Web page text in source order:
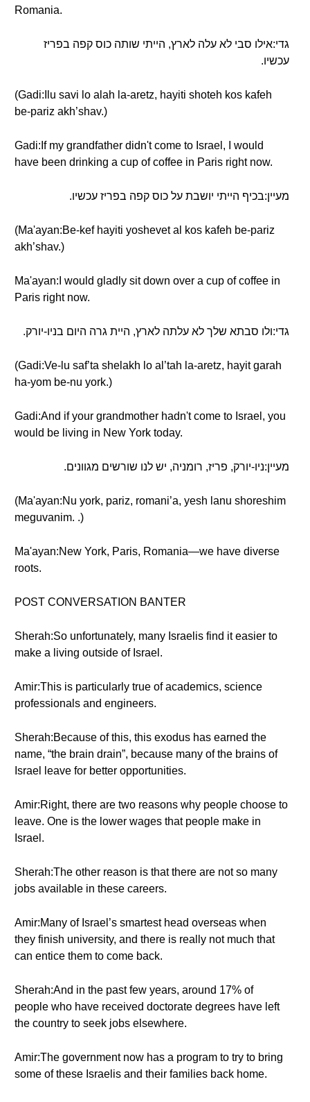
Romania.
גדי:אילו סבי לא עלה לארץ, הייתי שותה כוס קפה בפריז
עכשיו.
(Gadi:Ilu savi lo alah la-aretz, hayiti shoteh kos kafeh
be-pariz akh’shav.)
Gadi:If my grandfather didn't come to Israel, I would
have been drinking a cup of coffee in Paris right now.
מעיין:בכיף הייתי יושבת על כוס קפה בפריז עכשיו.
(Ma'ayan:Be-kef hayiti yoshevet al kos kafeh be-pariz
akh’shav.)
Ma'ayan:I would gladly sit down over a cup of coffee in
Paris right now.
גדי:ולו סבתא שלך לא עלתה לארץ, היית גרה היום בניו-יורק.
(Gadi:Ve-lu saf’ta shelakh lo al’tah la-aretz, hayit garah
ha-yom be-nu york.)
Gadi:And if your grandmother hadn't come to Israel, you
would be living in New York today.
מעיין:ניו-יורק, פריז, רומניה, יש לנו שורשים מגוונים.
(Ma'ayan:Nu york, pariz, romani’a, yesh lanu shoreshim
meguvanim. .)
Ma'ayan:New York, Paris, Romania—we have diverse
roots.
POST CONVERSATION BANTER
Sherah:So unfortunately, many Israelis find it easier to
make a living outside of Israel.
Amir:This is particularly true of academics, science
professionals and engineers.
Sherah:Because of this, this exodus has earned the
name, “the brain drain”, because many of the brains of
Israel leave for better opportunities.
Amir:Right, there are two reasons why people choose to
leave. One is the lower wages that people make in
Israel.
Sherah:The other reason is that there are not so many
jobs available in these careers.
Amir:Many of Israel’s smartest head overseas when
they finish university, and there is really not much that
can entice them to come back.
Sherah:And in the past few years, around 17% of
people who have received doctorate degrees have left
the country to seek jobs elsewhere.
Amir:The government now has a program to try to bring
some of these Israelis and their families back home.